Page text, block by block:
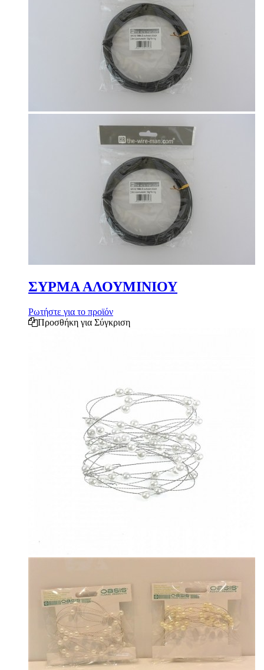
ΣΥΡΜΑ ΑΛΟΥΜΙΝΙΟΥ
Ρωτήστε για το προϊόν
Προσθήκη για Σύγκριση